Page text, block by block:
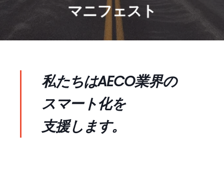
マニフェスト
私たちはAECO業界の
スマート化を
支援します。